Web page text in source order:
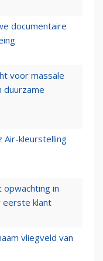
documentaire
voor massale
duurzame
Air-kleurstelling
opwachting in
eerste klant
vliegveld van